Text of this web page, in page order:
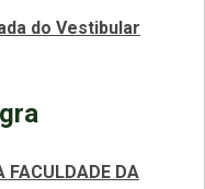
do Vestibular
FACULDADE DA